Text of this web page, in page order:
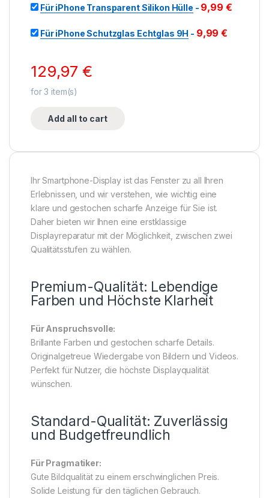
Für iPhone Transparent Silikon Hülle - 9,99 €
Für iPhone Schutzglas Echtglas 9H - 9,99€
129,97€
for3 item(s)
Add all to cart
Ihr Smartphone-Display ist das Fenster zu all Ihren
Erlebnissen, und wir verstehen, wie wichtig eine
klare und gestochen scharfe Anzeige für Sie ist.
Daher bieten wir Ihnen eine erstklassige
Displayreparatur mit der Möglichkeit, zwischen zwei
Qualitätsstufen zu wählen.
Premium-Qualität: Lebendige
Farben und Höchste Klarheit
Für Anspruchsvolle:
Brillante Farben und gestochen scharfe Details.
Originalgetreue Wiedergabe von Bildern und Videos.
Perfekt für Nutzer, die höchste Displayqualität
wünschen.
Standard-Qualität: Zuverlässig
und Budgetfreundlich
Für Pragmatiker:
Gute Bildqualität zu einem erschwinglichen Preis.
Solide Leistung für den täglichen Gebrauch.